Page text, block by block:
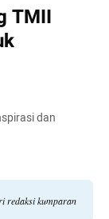
TMII
dan
redaksi kumparan